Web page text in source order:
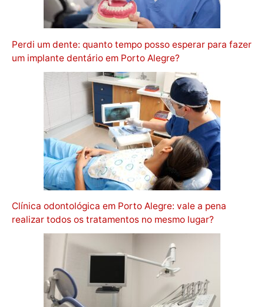
Perdi um dente: quanto tempo posso esperar para fazer
um implante dentário em Porto Alegre?
Clínica odontológica em Porto Alegre: vale a pena
realizar todos os tratamentos no mesmo lugar?